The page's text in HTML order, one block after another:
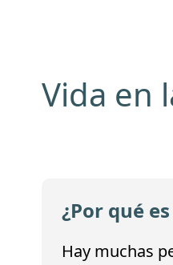
Vida en
¿Por qué
Hay muchas